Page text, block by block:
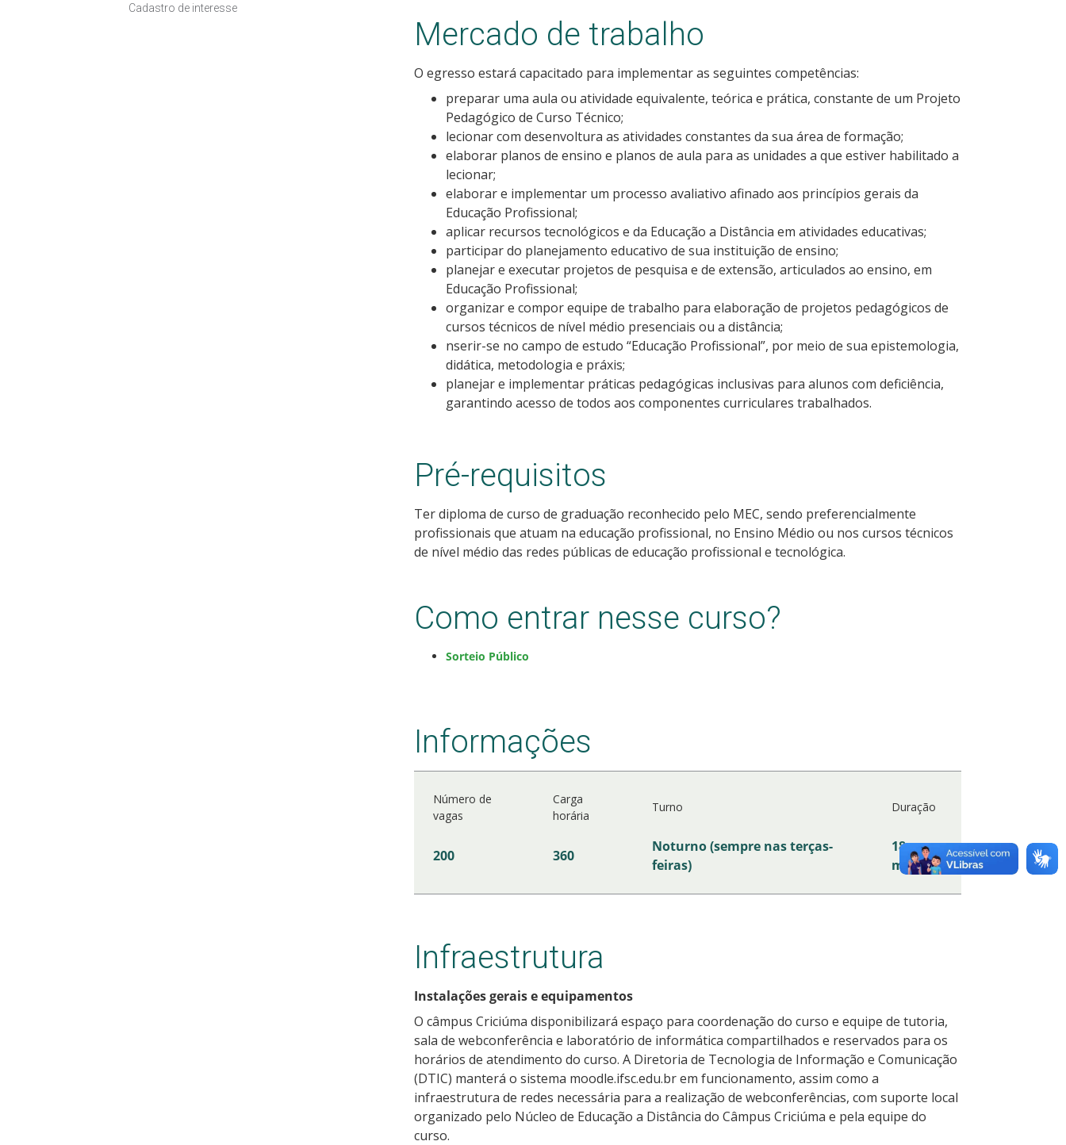
Cadastro de interesse
Mercado de trabalho
O egresso estará capacitado para implementar as seguintes competências:
preparar uma aula ou atividade equivalente, teórica e prática, constante de um Projeto
Pedagógico de Curso Técnico;
lecionar com desenvoltura as atividades constantes da sua área de formação;
elaborar planos de ensino e planos de aula para as unidades a que estiver habilitado a
lecionar;
elaborar e implementar um processo avaliativo afinado aos princípios gerais da
Educação Profissional;
aplicar recursos tecnológicos e da Educação a Distância em atividades educativas;
participar do planejamento educativo de sua instituição de ensino;
planejar e executar projetos de pesquisa e de extensão, articulados ao ensino, em
Educação Profissional;
organizar e compor equipe de trabalho para elaboração de projetos pedagógicos de
cursos técnicos de nível médio presenciais ou a distância;
nserir-se no campo de estudo “Educação Profissional”, por meio de sua epistemologia,
didática, metodologia e práxis;
planejar e implementar práticas pedagógicas inclusivas para alunos com deficiência,
garantindo acesso de todos aos componentes curriculares trabalhados.
Pré-requisitos
Ter diploma de curso de graduação reconhecido pelo MEC, sendo preferencialmente
profissionais que atuam na educação profissional, no Ensino Médio ou nos cursos técnicos
de nível médio das redes públicas de educação profissional e tecnológica.
Como entrar nesse curso?
Sorteio Público
Informações
Número de
vagas
Carga
horária
Turno Duração
200 360
Noturno (sempre nas terças-
feiras)
18
meses
Infraestrutura
Instalações gerais e equipamentos
O câmpus Criciúma disponibilizará espaço para coordenação do curso e equipe de tutoria,
sala de webconferência e laboratório de informática compartilhados e reservados para os
horários de atendimento do curso. A Diretoria de Tecnologia de Informação e Comunicação
(DTIC) manterá o sistema moodle.ifsc.edu.br em funcionamento, assim como a
infraestrutura de redes necessária para a realização de webconferências, com suporte local
organizado pelo Núcleo de Educação a Distância do Câmpus Criciúma e pela equipe do
curso.